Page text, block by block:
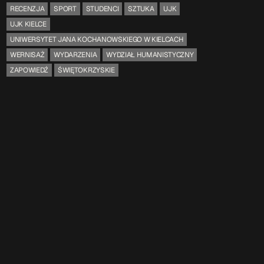
RECENZJA SPORT STUDENCI SZTUKA
UJK
UJK KIELCE
UNIWERSYTET JANA KOCHANOWSKIEGO W KIELCACH
WERNISAŻ
WYDARZENIA
WYDZIAŁ HUMANISTYCZNY
ZAPOWIEDŹ
ŚWIĘTOKRZYSKIE